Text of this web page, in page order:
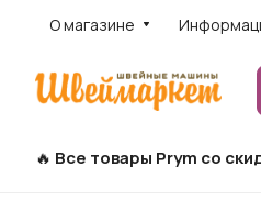
О магазине
Все товары Prym со